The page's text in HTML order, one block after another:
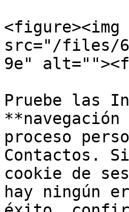
<figure><img
src="/files/
9e"
Pruebe las
proceso
Contactos.
cookie de
hay ningún